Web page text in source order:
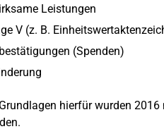
Leistungen
V (z. B.
(Spenden)
hierfür wurden 2016